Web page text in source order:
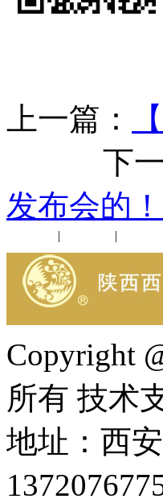
上一篇：
下一
发布会的！
| |
Copyright
所有 技术
地址：西